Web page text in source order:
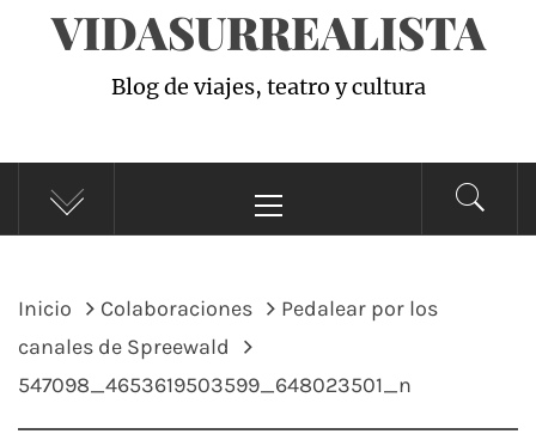
VIDASURREALISTA
Blog de viajes, teatro y cultura
principal
Inicio Colaboraciones
Pedalear por los
canales de Spreewald
547098_4653619503599_648023501_n